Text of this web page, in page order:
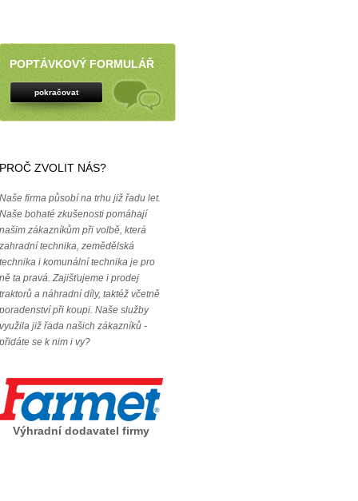
POPTÁVKOVÝ FORMULÁŘ
pokračovat
PROČ ZVOLIT NÁS?
Naše firma působí na trhu již řadu let.
Naše bohaté zkušenosti pomáhají
našim zákazníkům při volbě, která
zahradní technika, zemědělská
technika i komunální technika je pro
ně ta pravá. Zajišťujeme i prodej
traktorů a náhradní díly, taktéž včetně
poradenství při koupi. Naše služby
využila již řada našich zákazníků -
přidáte se k nim i vy?
Výhradní dodavatel firmy